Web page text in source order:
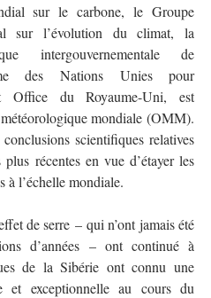
sur le carbone, le Groupe
sur l’évolution du climat, la
intergouvernementale de
des Nations Unies pour
Office du Royaume-Uni, est
mondiale (OMM).
scientifiques relatives
récentes en vue d’étayer les
à l’échelle mondiale.
de serre – qui n’ont jamais été
d’années – ont continué à
de la Sibérie ont connu une
et exceptionnelle au cours du